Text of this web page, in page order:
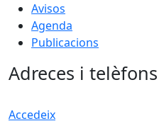
Avisos
Agenda
Publicacions
Adreces i telèfons
Accedeix